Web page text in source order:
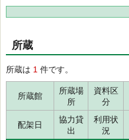
所蔵
所蔵は 1 件です。
所蔵館
所蔵場
所
資料区
分
配架日
協力貸
出
利用状
況